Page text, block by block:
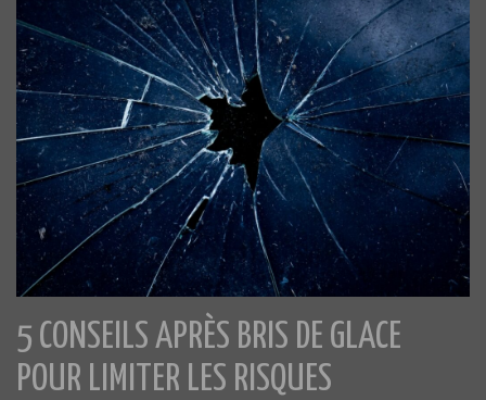
5 CONSEILS APRÈS BRIS DE GLACE
POUR LIMITER LES RISQUES